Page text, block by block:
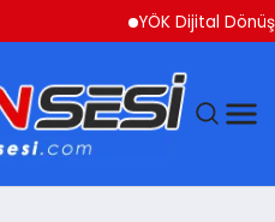
YÖK Dijital Dönüşüm